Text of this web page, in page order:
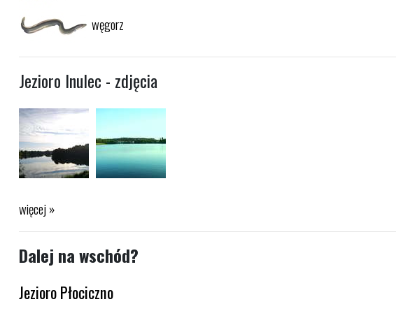
węgorz
Jezioro Inulec - zdjęcia
więcej »
Dalej na wschód?
Jezioro Płociczno